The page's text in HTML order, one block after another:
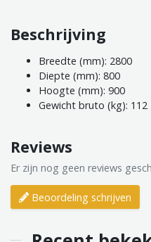
Beschrijving
Breedte (mm): 2800
Diepte (mm): 800
Hoogte (mm): 900
Gewicht bruto (kg): 112
Reviews
Er zijn nog geen reviews
Beoordeling schrijven